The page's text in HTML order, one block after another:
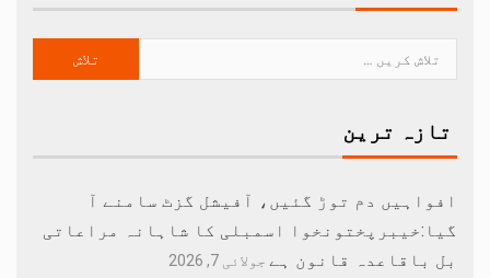
تازہ ترین
افواہیں دم توڑ گئیں، آفیشل گزٹ سامنے آ
گیا:خیبرپختونخوا اسمبلی کا شاہانہ مراعاتی
بل باقاعدہ قانون ہے جولائی 7, 2026